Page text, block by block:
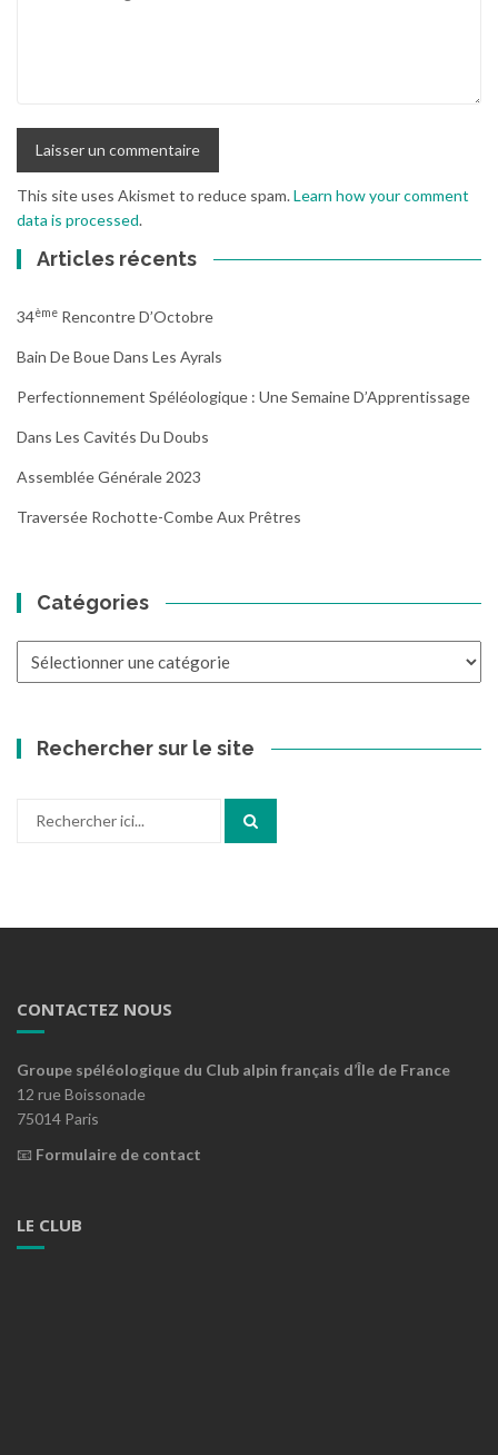
This site uses Akismet to reduce spam.Learn how your comment
data is processed.
Articles récents
34Ème Rencontre D’Octobre
Bain De Boue Dans Les Ayrals
Perfectionnement Spéléologique : Une Semaine D’Apprentissage
Dans Les Cavités Du Doubs
Assemblée Générale 2023
Traversée Rochotte-Combe Aux Prêtres
Catégories
Rechercher sur le site
CONTACTEZ NOUS
Groupe spéléologique du Club alpin français d’Île de France
12 rue Boissonade
75014 Paris
📧 Formulaire de contact
LE CLUB